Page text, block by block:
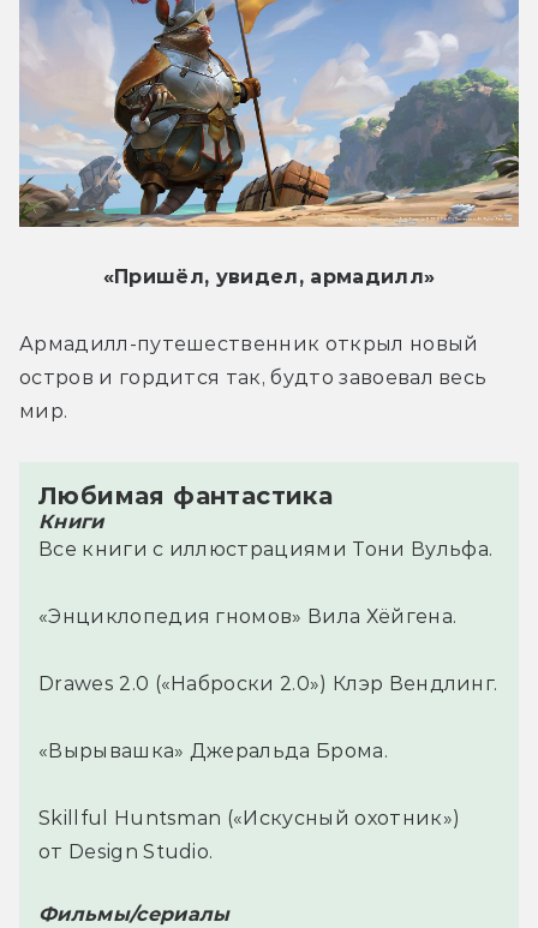
«Пришёл, увидел, армадилл»
Армадилл-путешественник открыл новый
остров и гордится так, будто завоевал весь
мир.
Любимая фантастика
Книги
Все книги с иллюстрациями Тони Вульфа.
«Энциклопедия гномов» Вила Хёйгена.
Drawes 2.0 («Наброски 2.0») Клэр Вендлинг.
«Вырывашка» Джеральда Брома.
Skillful Huntsman («Искусный охотник»)
от Design Studio.
Фильмы/сериалы